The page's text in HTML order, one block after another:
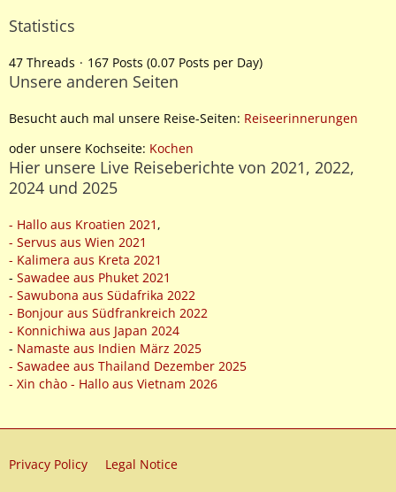
Statistics
47 Threads 167 Posts (0.07 Posts per Day)
Unsere anderen Seiten
Besucht auch mal unsere Reise-Seiten: Reiseerinnerungen
oder unsere Kochseite: Kochen
Hier unsere Live Reiseberichte von 2021, 2022,
2024 und 2025
- Hallo aus Kroatien 2021 ,
- Servus aus Wien 2021
- Kalimera aus Kreta 2021
- Sawadee aus Phuket 2021
- Sawubona aus Südafrika 2022
- Bonjour aus Südfrankreich 2022
- Konnichiwa aus Japan 2024
- Namaste aus Indien März 2025
- Sawadee aus Thailand Dezember 2025
- Xin chào - Hallo aus Vietnam 2026
Privacy Policy Legal Notice